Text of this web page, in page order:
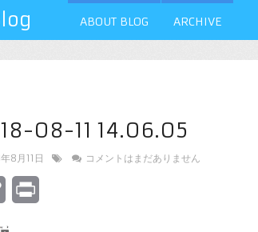
ABOUT BLOG ARCHIVE
08-11 14.06.05
8月11日 コメントはまだありません
Copy